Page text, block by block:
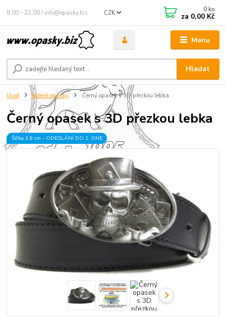
Menu
CZK
Hledat
8.00 - 22.00 / info@opasky.biz 0 ks
za 0,00 Kč
Úvod Kožené opasky Černý opasek s 3D přezkou lebka
Černý opasek s 3D přezkou lebka
Šířka 3,8 cm - ODESLÁNÍ DO 1. DNE